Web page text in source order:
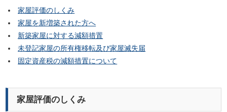
家屋評価のしくみ
家屋を新増築された方へ
新築家屋に対する減額措置
未登記家屋の所有権移転及び家屋滅失届
固定資産税の減額措置について
家屋評価のしくみ